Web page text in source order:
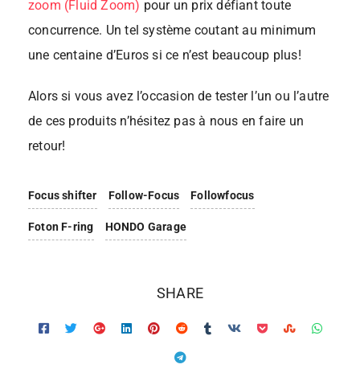
zoom (Fluid Zoom) pour un prix défiant toute
concurrence. Un tel système coutant au minimum
une centaine d’Euros si ce n’est beaucoup plus!
Alors si vous avez l’occasion de tester l’un ou l’autre
de ces produits n’hésitez pas à nous en faire un
retour!
Focus shifter Follow-Focus Followfocus
Foton F-ring HONDO Garage
SHARE